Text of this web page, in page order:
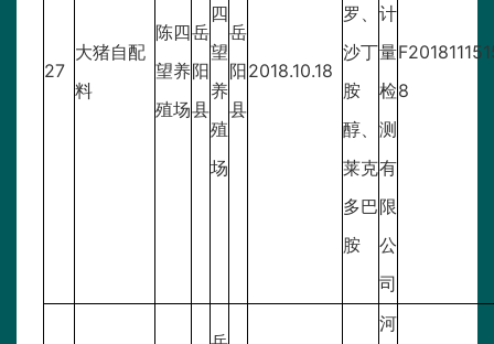
27
大猪自配
料
陈四
望养
殖场
岳
阳
县
四
望
养
殖
场
岳
阳
县
2018.10.18
罗、
沙丁
胺
醇、
莱克
多巴
胺
计
量
检
测
有
限
公
司
8
河